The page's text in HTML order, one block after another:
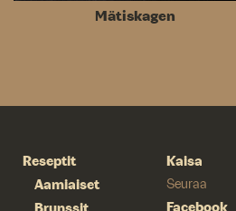
Mätiskagen
Reseptit
Aamiaiset
Brunssit
Kaisa
Seuraa
Facebook